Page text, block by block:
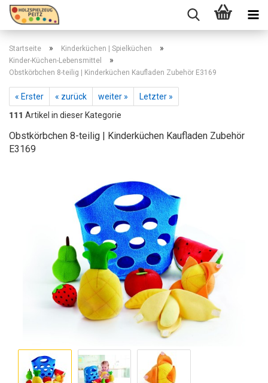
Startseite » Kinderküchen | Spielküchen »
Kinder-Küchen-Lebensmittel »
Obstkörbchen 8-teilig | Kinderküchen Kaufladen Zubehör E3169
« Erster « zurück weiter »
Letzter »
111 Artikel in dieser Kategorie
Obstkörbchen 8-teilig | Kinderküchen Kaufladen Zubehör
E3169